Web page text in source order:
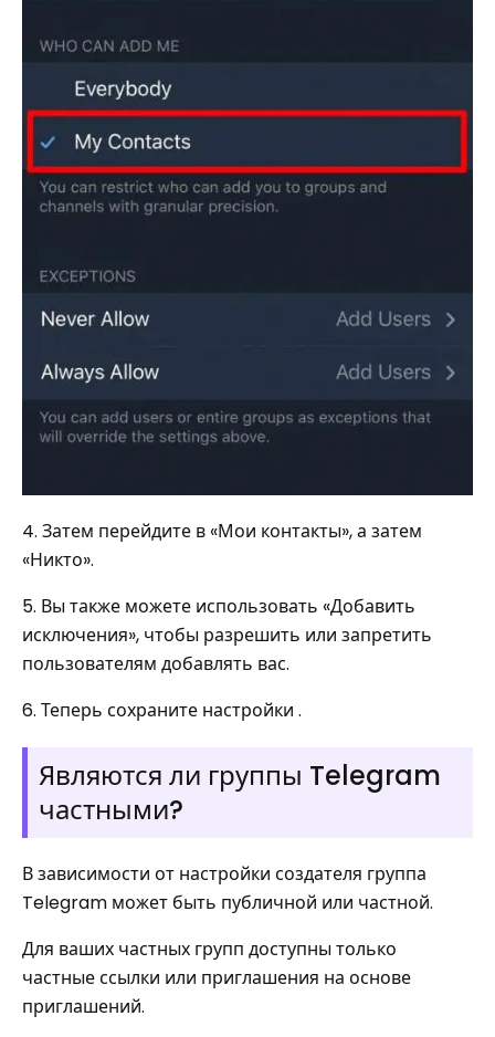
4. Затем перейдите в «Мои контакты», а затем
«Никто».
5. Вы также можете использовать «Добавить
исключения», чтобы разрешить или запретить
пользователям добавлять вас.
6. Теперь сохраните настройки .
Являются ли группы Telegram
частными?
В зависимости от настройки создателя группа
Telegram может быть публичной или частной.
Для ваших частных групп доступны только
частные ссылки или приглашения на основе
приглашений.